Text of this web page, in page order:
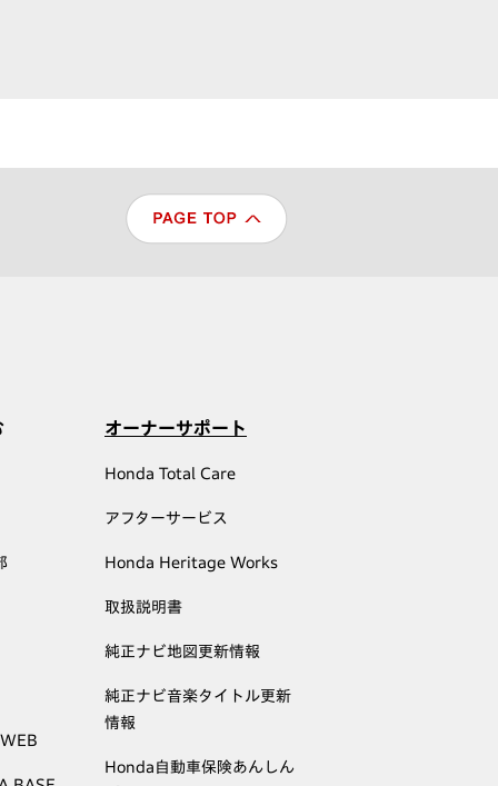
オーナーサポート
Honda Total Care
アフターサービス
Honda Heritage Works
取扱説明書
純正ナビ地図更新情報
純正ナビ音楽タイトル更新
情報
Honda自動車保険あんしん